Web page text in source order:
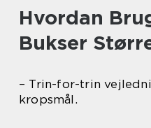
Hvordan
Bukser
– Trin-for-trin
kropsmål.